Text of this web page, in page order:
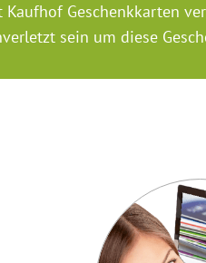
Kaufhof Geschenkkarten
sein um diese